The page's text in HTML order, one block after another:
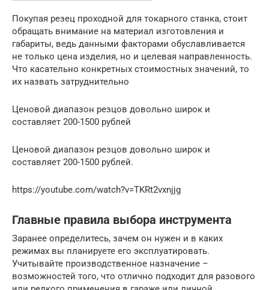
Покупая резец проходной для токарного станка, стоит
обращать внимание на материал изготовления и
габариты, ведь данными факторами обуславливается
не только цена изделия, но и целевая направленность.
Что касательно конкретных стоимостных значений, то
их назвать затруднительно
Ценовой диапазон резцов довольно широк и
составляет 200-1500 рублей
Ценовой диапазон резцов довольно широк и
составляет 200-1500 рублей.
https://youtube.com/watch?v=TKRt2vxnjjg
Главные правила выбора инструмента
Заранее определитесь, зачем он нужен и в каких
режимах вы планируете его эксплуатировать.
Учитывайте производственное назначение –
возможностей того, что отлично подходит для разового